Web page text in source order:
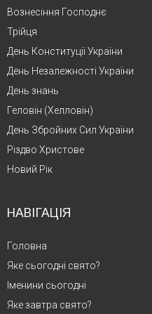
Вознесіння Господнє
Трійця
День Конституції України
День Незалежності України
День знань
Геловін (Хелловін)
День Збройних Сил України
Різдво Христове
Новий Рік
НАВІГАЦІЯ
Головна
Яке сьогодні свято?
Іменини сьогодні
Яке завтра свято?